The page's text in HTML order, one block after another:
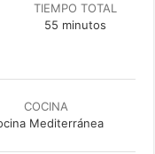
TIEMPO TOTAL
55 minutos
minutos
COCINA
Mediterránea